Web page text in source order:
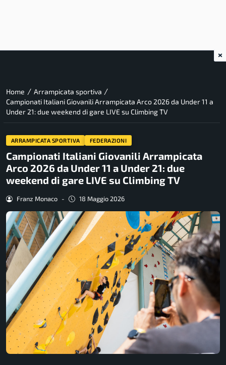
Home / Arrampicata sportiva /
Campionati Italiani Giovanili Arrampicata Arco 2026 da Under 11 a
Under 21: due weekend di gare LIVE su Climbing TV
ARRAMPICATA SPORTIVA FEDERAZIONI
Campionati Italiani Giovanili Arrampicata
Arco 2026 da Under 11 a Under 21: due
weekend di gare LIVE su Climbing TV
Franz Monaco - 18 Maggio 2026
×